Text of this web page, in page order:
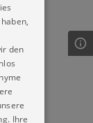
den
Ihre